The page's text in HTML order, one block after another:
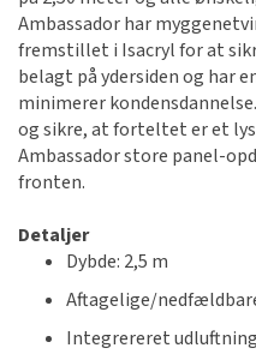
Ambassador har
fremstillet i Isacryl for at
belagt på ydersiden og har
minimerer
og sikre, at forteltet er et
Ambassador store panel-
fronten.
Detaljer
Dybde: 2,5 m
Aftagelige/
Integrereret